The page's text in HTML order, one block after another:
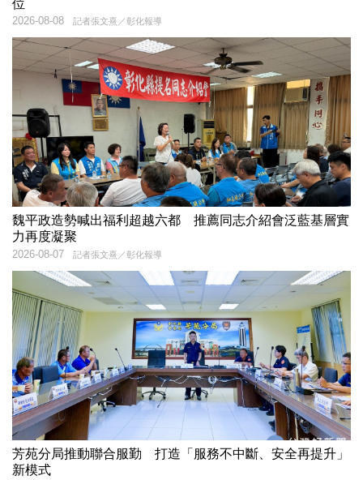
位
記者張文熹／彰化報導
2026-08-08
魏平政造勢喊出福利超越六都 推薦同志介紹會泛藍基層實
力再度凝聚
記者張文熹／彰化報導
2026-08-07
芳苑分局推動聯合服勤 打造「服務不中斷、安全再提升」
新模式